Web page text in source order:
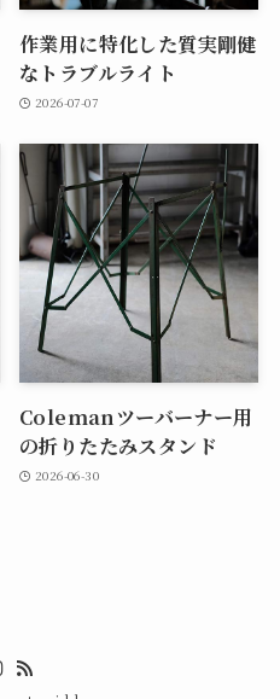
作業用に特化した質実剛健
なトラブルライト
2026-07-07
Colemanツーバーナー用
の折りたたみスタンド
2026-06-30